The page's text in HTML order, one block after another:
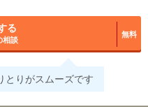
る
相談
無料
とりがスムーズです